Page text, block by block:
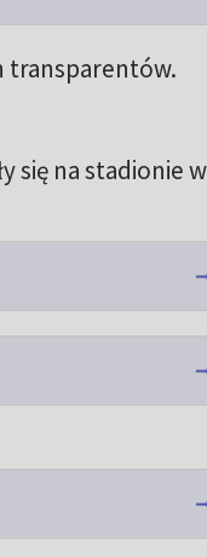
transparentów.
się na stadionie w